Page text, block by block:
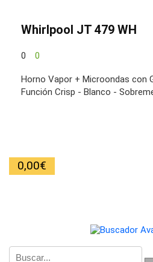
Whirlpool JT 479 WH
0 0
Horno Vapor + Microondas con
Función Crisp - Blanco -
0,00€